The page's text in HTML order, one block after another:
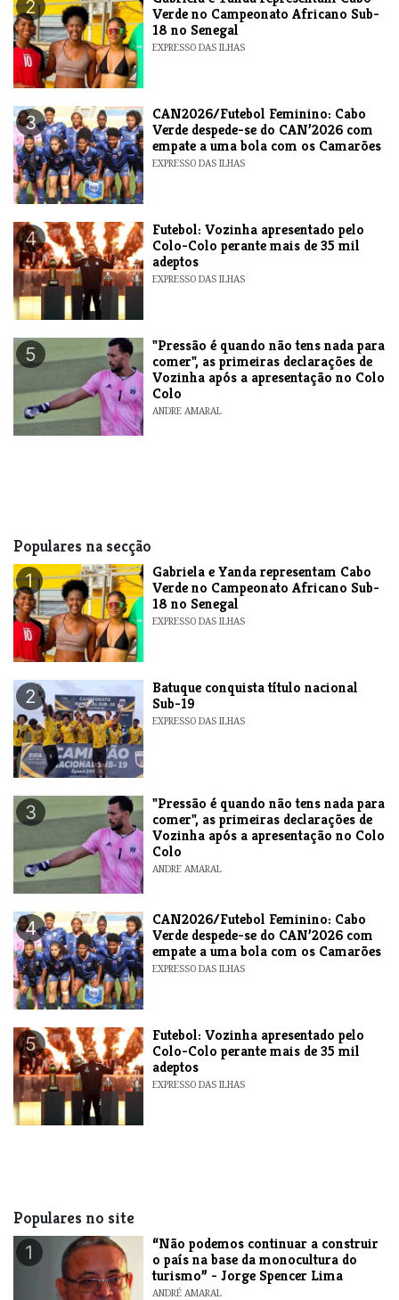
2
Verde no Campeonato Africano Sub-
18 no Senegal
EXPRESSO DAS ILHAS
3
CAN2026/Futebol Feminino: Cabo
Verde despede-se do CAN’2026 com
empate a uma bola com os Camarões
EXPRESSO DAS ILHAS
4
Futebol: Vozinha apresentado pelo
Colo-Colo perante mais de 35 mil
adeptos
EXPRESSO DAS ILHAS
5
"Pressão é quando não tens nada para
comer", as primeiras declarações de
Vozinha após a apresentação no Colo
Colo
ANDRE AMARAL
Populares na secção
1
Gabriela e Yanda representam Cabo
Verde no Campeonato Africano Sub-
18 no Senegal
EXPRESSO DAS ILHAS
2
​Batuque conquista título nacional
Sub-19
EXPRESSO DAS ILHAS
3
"Pressão é quando não tens nada para
comer", as primeiras declarações de
Vozinha após a apresentação no Colo
Colo
ANDRE AMARAL
4
CAN2026/Futebol Feminino: Cabo
Verde despede-se do CAN’2026 com
empate a uma bola com os Camarões
EXPRESSO DAS ILHAS
5
Futebol: Vozinha apresentado pelo
Colo-Colo perante mais de 35 mil
adeptos
EXPRESSO DAS ILHAS
Populares no site
1
“Não podemos continuar a construir
o país na base da monocultura do
turismo” - Jorge Spencer Lima
ANDRÉ AMARAL